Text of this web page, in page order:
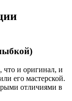
что и оригинал, и
его мастерской.
отличиями в